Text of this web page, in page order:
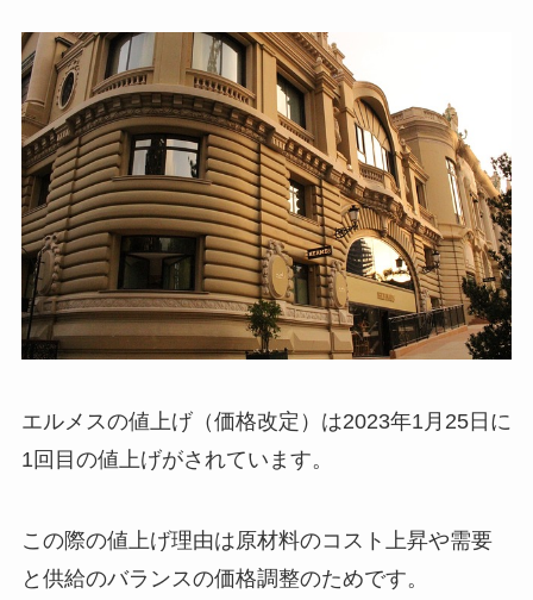
エルメスの値上げ（価格改定）は2023年1月25日に
1回目の値上げがされています。
この際の値上げ理由は原材料のコスト上昇や需要
と供給のバランスの価格調整のためです。